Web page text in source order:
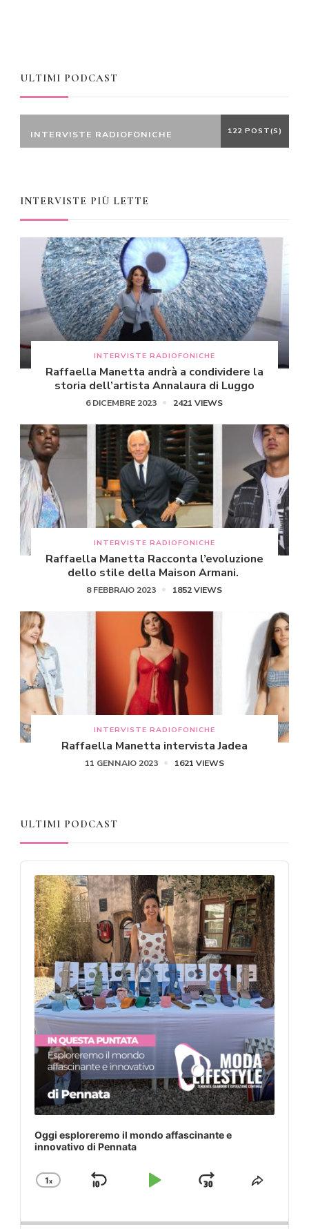
ULTIMI PODCAST
INTERVISTE RADIOFONICHE 122 POST(S)
INTERVISTE PIÙ LETTE
INTERVISTE RADIOFONICHE
Raffaella Manetta andrà a condividere la
storia dell’artista Annalaura di Luggo
6 DICEMBRE 2023 2421 VIEWS
INTERVISTE RADIOFONICHE
Raffaella Manetta Racconta l’evoluzione
dello stile della Maison Armani.
8 FEBBRAIO 2023 1852 VIEWS
INTERVISTE RADIOFONICHE
Raffaella Manetta intervista Jadea
11 GENNAIO 2023 1621 VIEWS
ULTIMI PODCAST
Audio
Player
Oggi esploreremo il mondo affascinante e
innovativo di Pennata
Change
1x
Skip
Play
JumpShare